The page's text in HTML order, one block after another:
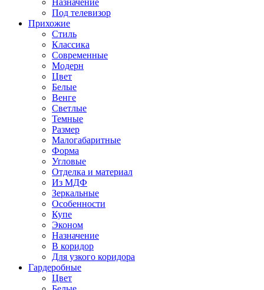
Назначение
Под телевизор
Прихожие
Стиль
Классика
Современные
Модерн
Цвет
Белые
Венге
Светлые
Темные
Размер
Малогабаритные
Форма
Угловые
Отделка и материал
Из МДФ
Зеркальные
Особенности
Купе
Эконом
Назначение
В коридор
Для узкого коридора
Гардеробные
Цвет